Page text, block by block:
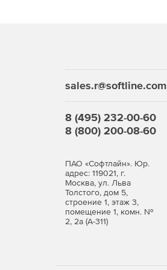
sales.r@softline.com
8 (495) 232-00-60
8 (800) 200-08-60
ПАО «Софтлайн». Юр.
адрес: 119021, г.
Москва, ул. Льва
Толстого, дом 5,
строение 1, этаж 3,
помещение 1, комн. №
2, 2а (А-311)